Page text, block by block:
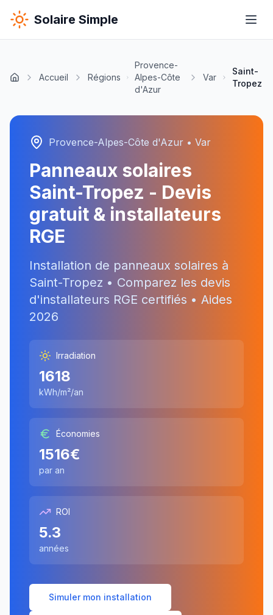
Solaire Simple
Accueil Régions
Provence-
Alpes-Côte
d'Azur
Var
Saint-
Tropez
Provence-Alpes-Côte d'Azur • Var
Panneaux solaires
Saint-Tropez - Devis
gratuit & installateurs
RGE
Installation de panneaux solaires à
Saint-Tropez • Comparez les devis
d'installateurs RGE certifiés • Aides
2026
Irradiation
1618
kWh/m²/an
Économies
1516€
par an
ROI
5.3
années
Simuler mon installation